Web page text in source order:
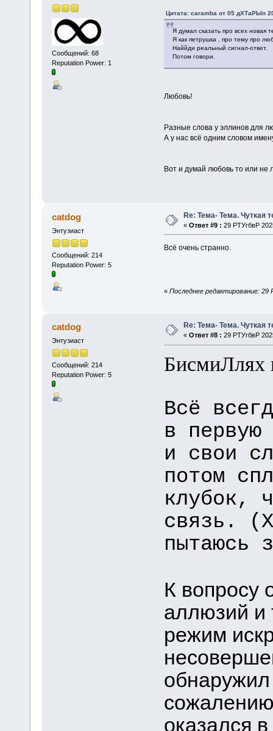
Сообщений: 68
Reputation Power: 1
Цитата: caramba от 05 дХТаРЫп
Я думал сказать про всех новая
Я как петрушка , про тему про
Наййди реальный сигнал-ответ.
Потом говори.
Любовь!
Разные слова у эллинов для
А у нас всё одним словом
Вот и думай любовь то или не
catdog
Энтузиаст
Сообщений: 214
Reputation Power: 5
Re: Тема- Тема. Чуткая
« Ответ #9 : 29 РТУгбвР
Всё очень странно.
« Последнее редактирование: 29
catdog
Энтузиаст
Сообщений: 214
Reputation Power: 5
Re: Тема- Тема. Чуткая
« Ответ #8 : 29 РТУгбвР
БисмиЛлях
Всё
в
и свои
потом
клубок,
связь.
пытаюсь
К вопросу
аллюзий и
режим
обнаружил
оказался